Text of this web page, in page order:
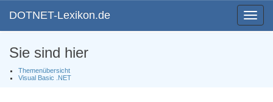
Toggle
DOTNET-Lexikon.de
Sie sind hier
Themenübersicht
Visual Basic .NET